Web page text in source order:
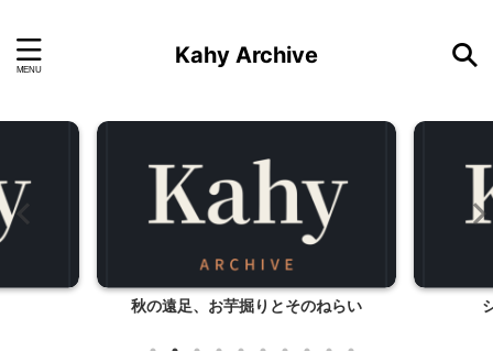
Kahy Archive
秋の遠足、お芋掘りとそのねらい